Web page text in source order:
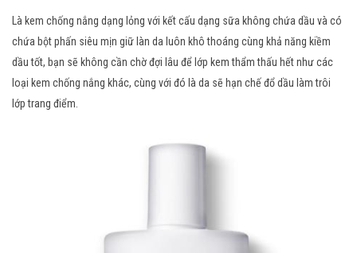
Là kem chống nắng dạng lỏng với kết cấu dạng sữa không chứa dầu và có
chứa bột phấn siêu mịn giữ làn da luôn khô thoáng cùng khả năng kiềm
dầu tốt, bạn sẽ không cần chờ đợi lâu để lớp kem thẩm thấu hết như các
loại kem chống nắng khác, cùng với đó là da sẽ hạn chế đổ dầu làm trôi
lớp trang điểm.